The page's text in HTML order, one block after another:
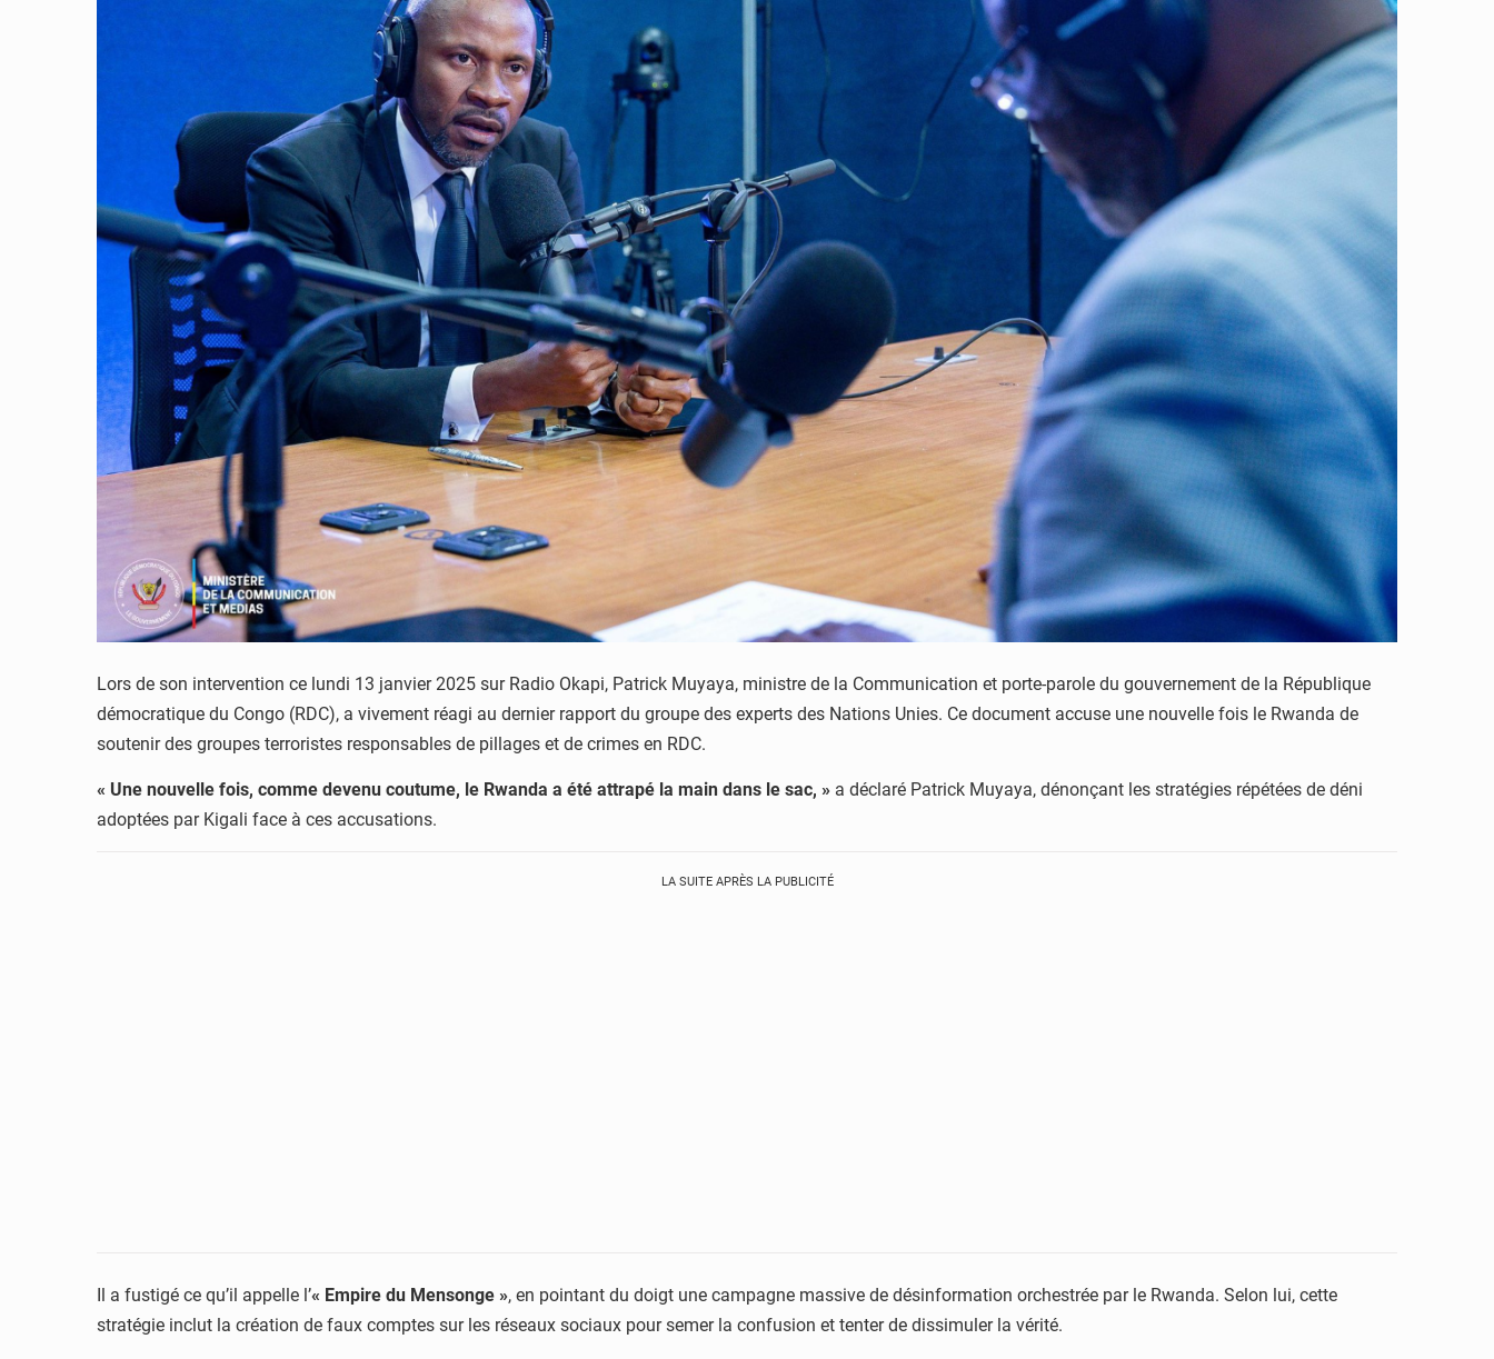
Lors de son intervention ce lundi 13 janvier 2025 sur Radio Okapi, Patrick Muyaya, ministre de la Communication et porte-parole du gouvernement de la République
démocratique du Congo (RDC), a vivement réagi au dernier rapport du groupe des experts des Nations Unies. Ce document accuse une nouvelle fois le Rwanda de
soutenir des groupes terroristes responsables de pillages et de crimes en RDC.
« Une nouvelle fois, comme devenu coutume, le Rwanda a été attrapé la main dans le sac, » a déclaré Patrick Muyaya, dénonçant les stratégies répétées de déni
adoptées par Kigali face à ces accusations.
LA SUITE APRÈS LA PUBLICITÉ
Il a fustigé ce qu’il appelle l’« Empire du Mensonge », en pointant du doigt une campagne massive de désinformation orchestrée par le Rwanda. Selon lui, cette
stratégie inclut la création de faux comptes sur les réseaux sociaux pour semer la confusion et tenter de dissimuler la vérité.